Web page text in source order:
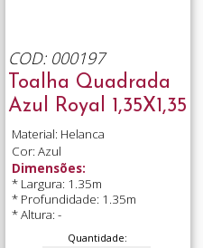
COD: 000197
Toalha Quadrada
Azul Royal 1,35X1,35
Material: Helanca
Cor: Azul
Dimensões:
* Largura: 1.35m
* Profundidade: 1.35m
* Altura: -
Quantidade: